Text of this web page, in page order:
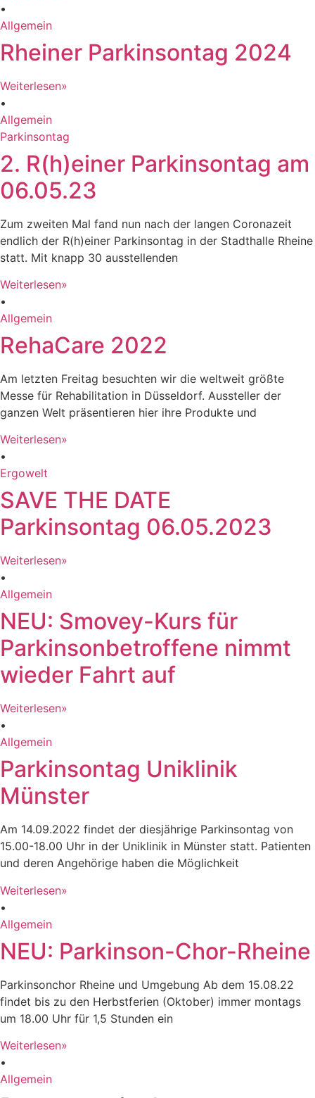
•
Allgemein
Rheiner Parkinsontag 2024
Weiterlesen»
•
Allgemein
Parkinsontag
2. R(h)einer Parkinsontag am
06.05.23
Zum zweiten Mal fand nun nach der langen Coronazeit
endlich der R(h)einer Parkinsontag in der Stadthalle Rheine
statt. Mit knapp 30 ausstellenden
Weiterlesen»
•
Allgemein
RehaCare 2022
Am letzten Freitag besuchten wir die weltweit größte
Messe für Rehabilitation in Düsseldorf. Aussteller der
ganzen Welt präsentieren hier ihre Produkte und
Weiterlesen»
•
Ergowelt
SAVE THE DATE
Parkinsontag 06.05.2023
Weiterlesen»
•
Allgemein
NEU: Smovey-Kurs für
Parkinsonbetroffene nimmt
wieder Fahrt auf
Weiterlesen»
•
Allgemein
Parkinsontag Uniklinik
Münster
Am 14.09.2022 findet der diesjährige Parkinsontag von
15.00-18.00 Uhr in der Uniklinik in Münster statt. Patienten
und deren Angehörige haben die Möglichkeit
Weiterlesen»
•
Allgemein
NEU: Parkinson-Chor-Rheine
Parkinsonchor Rheine und Umgebung Ab dem 15.08.22
findet bis zu den Herbstferien (Oktober) immer montags
um 18.00 Uhr für 1,5 Stunden ein
Weiterlesen»
•
Allgemein